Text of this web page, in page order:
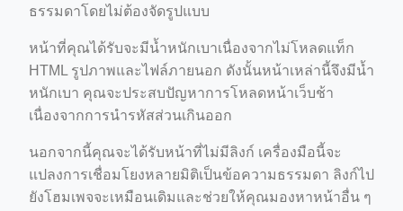
ธรรมดาโดยไม่ต้องจัดรูปแบบ
หน้าที่คุณได้รับจะมีน้ำหนักเบาเนื่องจากไม่โหลดแท็ก
HTML รูปภาพและไฟล์ภายนอก ดังนั้นหน้าเหล่านี้จึงมีน้ำ
หนักเบา คุณจะประสบปัญหาการโหลดหน้าเว็บช้า
เนื่องจากการนำรหัสส่วนเกินออก
นอกจากนี้คุณจะได้รับหน้าที่ไม่มีลิงก์ เครื่องมือนี้จะ
แปลงการเชื่อมโยงหลายมิติเป็นข้อความธรรมดา ลิงก์ไป
ยังโฮมเพจจะเหมือนเดิมและช่วยให้คุณมองหาหน้าอื่น ๆ